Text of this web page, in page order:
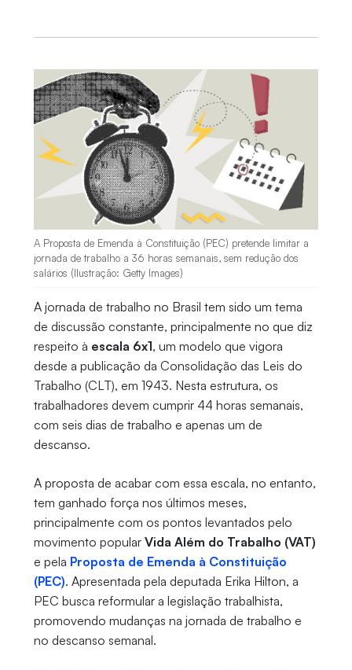
A Proposta de Emenda à Constituição (PEC) pretende limitar a
jornada de trabalho a 36 horas semanais, sem redução dos
salários (Ilustração: Getty Images)
A jornada de trabalho no Brasil tem sido um tema
de discussão constante, principalmente no que diz
respeito à escala 6x1, um modelo que vigora
desde a publicação da Consolidação das Leis do
Trabalho (CLT), em 1943. Nesta estrutura, os
trabalhadores devem cumprir 44 horas semanais,
com seis dias de trabalho e apenas um de
descanso.
A proposta de acabar com essa escala, no entanto,
tem ganhado força nos últimos meses,
principalmente com os pontos levantados pelo
movimento popular Vida Além do Trabalho (VAT)
e pela Proposta de Emenda à Constituição
(PEC). Apresentada pela deputada Erika Hilton, a
PEC busca reformular a legislação trabalhista,
promovendo mudanças na jornada de trabalho e
no descanso semanal.